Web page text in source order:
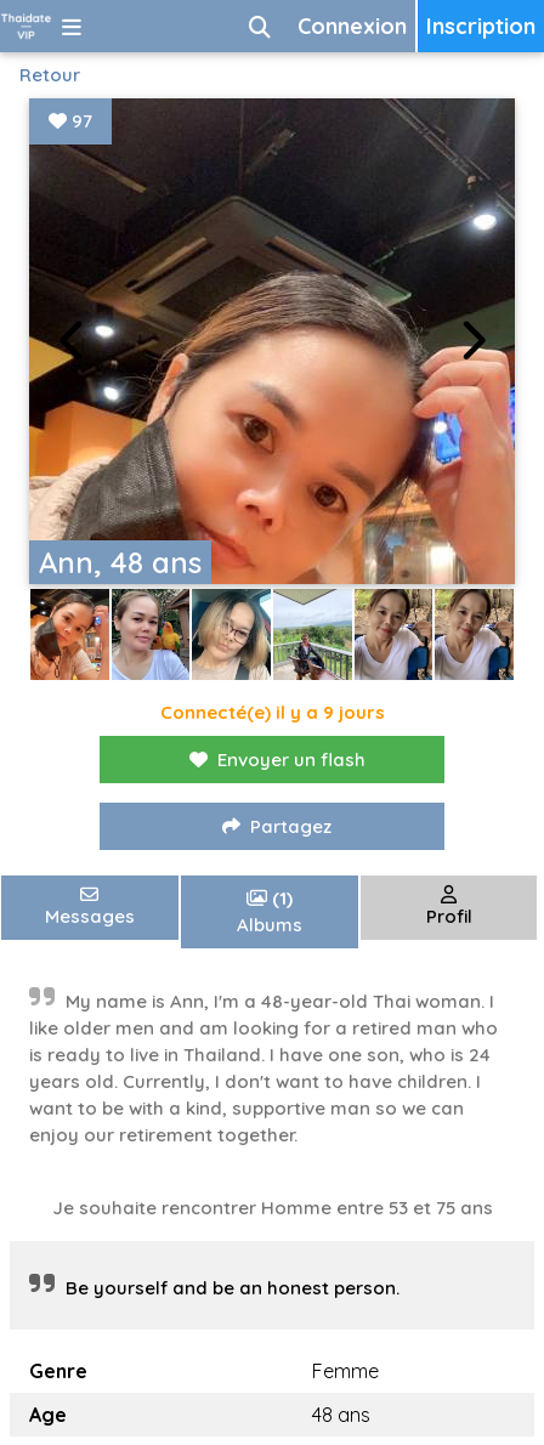
Inscription
Connexion
Retour
Ann, 48 ans
97
Connecté(e) il y a 9 jours
Envoyer un flash
Partagez
Messages
(1)
Albums
Profil
My name is Ann, I'm a 48-year-old Thai woman. I
like older men and am looking for a retired man who
is ready to live in Thailand. I have one son, who is 24
years old. Currently, I don't want to have children. I
want to be with a kind, supportive man so we can
enjoy our retirement together.
Je souhaite rencontrer Homme entre 53 et 75 ans
Be yourself and be an honest person.
Genre
Femme
Age
48 ans